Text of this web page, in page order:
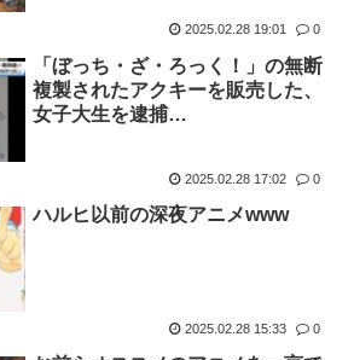
2025.02.28 19:01 0
「ぼっち・ざ・ろっく！」の無断
複製されたアクキーを販売した、
女子大生を逮捕…
2025.02.28 17:02 0
ハルヒ以前の深夜アニメwww
2025.02.28 15:33 0